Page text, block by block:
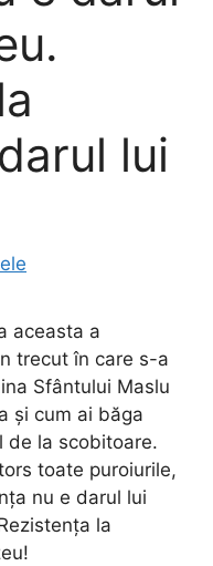
lui
aceasta a
trecut în care s-a
Sfântului Maslu
și cum ai băga
de la scobitoare.
toate puroiurile,
nu e darul lui
la